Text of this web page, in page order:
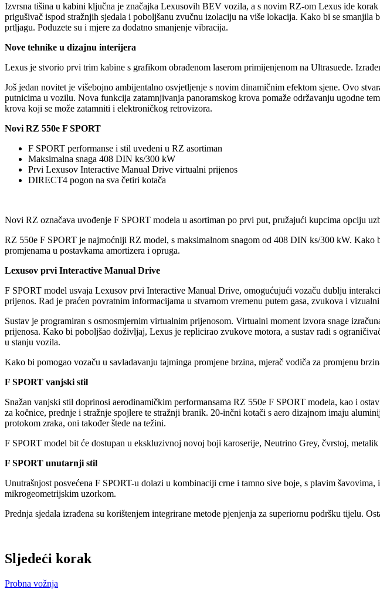
Izvrsna tišina u kabini ključna je značajka Lexusovih BEV vozila, a s novim RZ-om Lexus ide
prigušivač ispod stražnjih sjedala i poboljšanu zvučnu izolaciju na više lokacija. Kako bi se
prtljagu. Poduzete su i mjere za dodatno smanjenje vibracija.
Nove tehnike u dizajnu interijera
Lexus je stvorio prvi trim kabine s grafikom obrađenom laserom primijenjenom na Ultrasuede.
Još jedan novitet je višebojno ambijentalno osvjetljenje s novim dinamičnim efektom sjene. Ovo
putnicima u vozilu. Nova funkcija zatamnjivanja panoramskog krova pomaže održavanju ugodne
krova koji se može zatamniti i elektroničkog retrovizora.
Novi RZ 550e F SPORT
F SPORT performanse i stil uvedeni u RZ asortiman
Maksimalna snaga 408 DIN ks/300 kW
Prvi Lexusov Interactive Manual Drive virtualni prijenos
DIRECT4 pogon na sva četiri kotača
Novi RZ označava uvođenje F SPORT modela u asortiman po prvi put, pružajući kupcima opciju
RZ 550e F SPORT je najmoćniji RZ model, s maksimalnom snagom od 408 DIN ks/300 kW. Kako
promjenama u postavkama amortizera i opruga.
Lexusov prvi Interactive Manual Drive
F SPORT model usvaja Lexusov prvi Interactive Manual Drive, omogućujući vozaču dublju
prijenos. Rad je praćen povratnim informacijama u stvarnom vremenu putem gasa, zvukova i
Sustav je programiran s osmosmjernim virtualnim prijenosom. Virtualni moment izvora snage
prijenosa. Kako bi poboljšao doživljaj, Lexus je replicirao zvukove motora, a sustav radi s
u stanju vozila.
Kako bi pomogao vozaču u savladavanju tajminga promjene brzina, mjerač vodiča za promjenu
F SPORT vanjski stil
Snažan vanjski stil doprinosi aerodinamičkim performansama RZ 550e F SPORT modela, kao i
za kočnice, prednje i stražnje spojlere te stražnji branik. 20-inčni kotači s aero dizajnom imaju
protokom zraka, oni također štede na težini.
F SPORT model bit će dostupan u ekskluzivnoj novoj boji karoserije, Neutrino Grey, čvrstoj,
F SPORT unutarnji stil
Unutrašnjost posvećena F SPORT-u dolazi u kombinaciji crne i tamno sive boje, s plavim
mikrogeometrijskim uzorkom.
Prednja sjedala izrađena su korištenjem integrirane metode pjenjenja za superiornu podršku tijelu.
Sljedeći korak
Probna vožnja